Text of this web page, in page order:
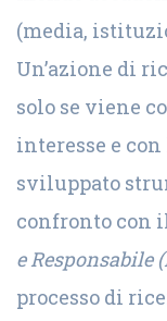
(media,
Un’azione di
solo se viene
interesse e
sviluppato
confronto con
e Responsabile
processo di